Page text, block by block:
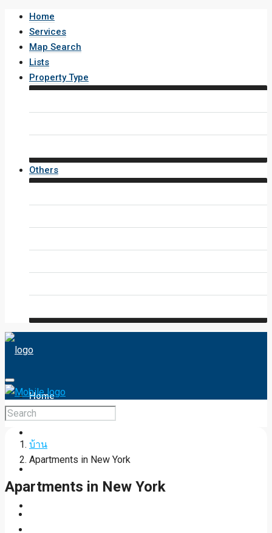
Home
Services
Map Search
Lists
Property Type
Others
Home
บ้าน
Apartments in New York
Apartments in New York